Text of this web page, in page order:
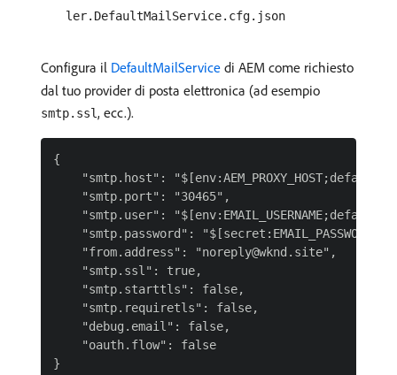
ler.DefaultMailService.cfg.json
Configura il DefaultMailService di AEM come richiesto
dal tuo provider di posta elettronica (ad esempio
smtp.ssl, ecc.).
{
"smtp.host":
    "smtp.port": "30465",
"smtp.user":
    "smtp.password": "$[secret:EMAIL_PASSWORD]",
    "from.address": "noreply@wknd.site",
    "smtp.ssl": true,
    "smtp.starttls": false,
    "smtp.requiretls": false,
    "debug.email": false,
    "oauth.flow": false